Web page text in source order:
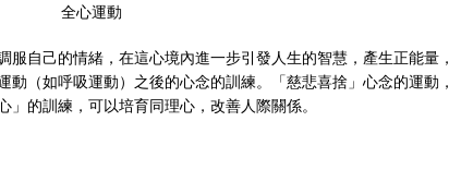
全心運動
服自己的情緒，在這心境內進一步引發人生的智慧，產生正能量，
（如呼吸運動）之後的心念的訓練。「慈悲喜捨」心念的運動，
的訓練，可以培育同理心，改善人際關係。